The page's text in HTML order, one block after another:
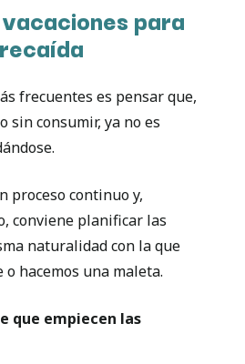
para
frecuentes es pensar que,
sin consumir, ya no es
proceso continuo y,
conviene planificar las
naturalidad con la que
hacemos una maleta.
que empiecen las